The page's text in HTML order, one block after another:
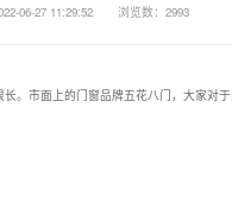
06-27 11:29:52 浏览数：2993
。市面上的门窗品牌五花八门，大家对